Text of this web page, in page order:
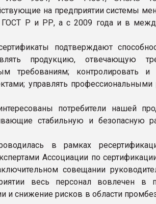
на предприятии системы
ГОСТ Р и РР, а с 2009 года и в
подтверждают
продукцию, отвечающую
требованиям; контролировать и
управлять
потребители нашей
стабильную и безопасную
в рамках
Ассоциации по
совещании
весь персонал вовлечен в
и снижение рисков в области